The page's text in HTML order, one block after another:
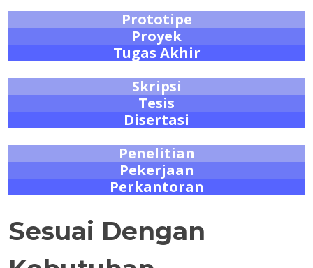
Prototipe
Proyek
Tugas Akhir
Skripsi
Tesis
Disertasi
Penelitian
Pekerjaan
Perkantoran
Sesuai Dengan